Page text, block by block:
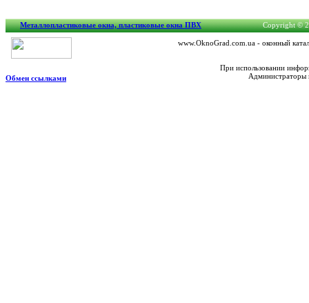
Металлопластиковые окна, пластиковые окна ПВХ Copyright ©
www.OknoGrad.com.ua - оконный
При использовании
Администраторы
Обмен ссылками